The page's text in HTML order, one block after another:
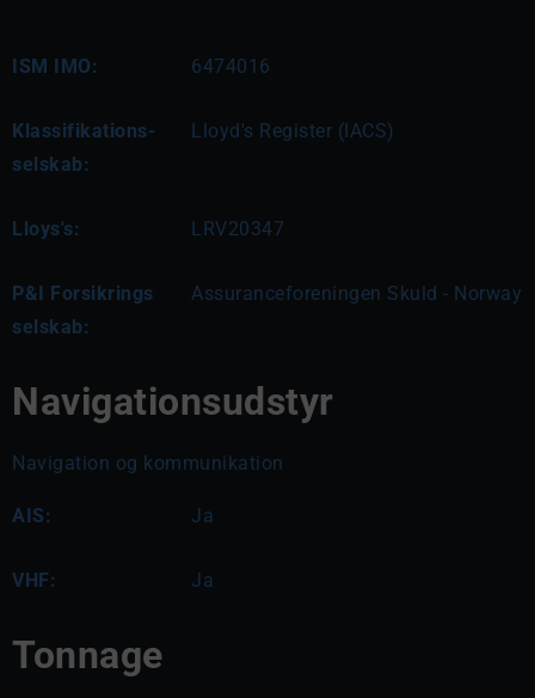
ISM IMO: 6474016
Klassifikations-
selskab:
Lloyd's Register (IACS)
Lloys's: LRV20347
P&I Forsikrings
selskab:
Assuranceforeningen Skuld - Norway
Navigationsudstyr
Navigation og kommunikation
AIS: Ja
VHF: Ja
Tonnage